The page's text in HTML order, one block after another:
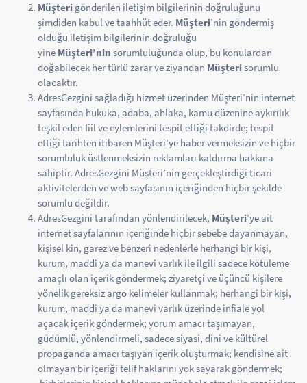
Müşteri gönderilen iletişim bilgilerinin doğruluğunu
şimdiden kabul ve taahhüt eder. Müşteri’nin göndermiş
olduğu iletişim bilgilerinin doğruluğu
yine Müşteri’nin sorumluluğunda olup, bu konulardan
doğabilecek her türlü zarar ve ziyandan Müşterisorumlu
olacaktır.
AdresGezgini sağladığı hizmet üzerinden Müşteri’nin internet
sayfasında hukuka, adaba, ahlaka, kamu düzenine aykırılık
teşkil eden fiil ve eylemlerini tespit ettiği takdirde; tespit
ettiği tarihten itibaren Müşteri’ye haber vermeksizin ve hiçbir
sorumluluk üstlenmeksizin reklamları kaldırma hakkına
sahiptir. AdresGezgini Müşteri’nin gerçekleştirdiği ticari
aktivitelerden ve web sayfasının içeriğinden hiçbir şekilde
sorumlu değildir.
AdresGezgini tarafından yönlendirilecek, Müşteri’ye ait
internet sayfalarının içeriğinde hiçbir sebebe dayanmayan,
kişisel kin, garez ve benzeri nedenlerle herhangi bir kişi,
kurum, maddi ya da manevi varlık ile ilgili sadece kötüleme
amaçlı olan içerik göndermek; ziyaretçi ve üçüncü kişilere
yönelik gereksiz argo kelimeler kullanmak; herhangi bir kişi,
kurum, maddi ya da manevi varlık üzerinde infiale yol
açacak içerik göndermek; yorum amacı taşımayan,
güdümlü, yönlendirmeli, sadece siyasi, dini ve kültürel
propaganda amacı taşıyan içerik oluşturmak; kendisine ait
olmayan bir içeriği telif haklarını yok sayarak göndermek;